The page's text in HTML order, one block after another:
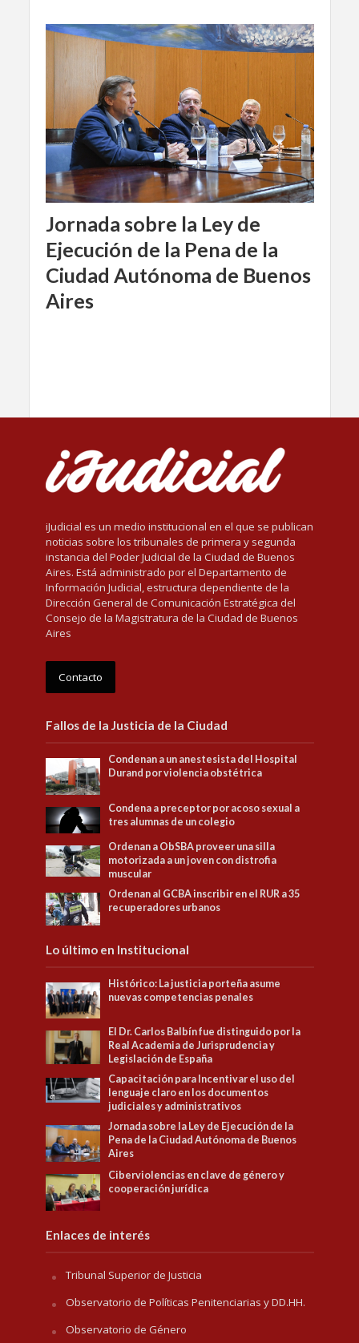
Jornada sobre la Ley de
Ejecución de la Pena de la
Ciudad Autónoma de Buenos
Aires
iJudicial es un medio institucional en el que se publican
noticias sobre los tribunales de primera y segunda
instancia del Poder Judicial de la Ciudad de Buenos
Aires. Está administrado por el Departamento de
Información Judicial, estructura dependiente de la
Dirección General de Comunicación Estratégica del
Consejo de la Magistratura de la Ciudad de Buenos
Aires
Contacto
Fallos de la Justicia de la Ciudad
Condenan a un anestesista del Hospital
Durand por violencia obstétrica
Condena a preceptor por acoso sexual a
tres alumnas de un colegio
Ordenan a ObSBA proveer una silla
motorizada a un joven con distrofia
muscular
Ordenan al GCBA inscribir en el RUR a 35
recuperadores urbanos
Lo último en Institucional
Histórico: La justicia porteña asume
nuevas competencias penales
El Dr. Carlos Balbín fue distinguido por la
Real Academia de Jurisprudencia y
Legislación de España
Capacitación para Incentivar el uso del
lenguaje claro en los documentos
judiciales y administrativos
Jornada sobre la Ley de Ejecución de la
Pena de la Ciudad Autónoma de Buenos
Aires
Ciberviolencias en clave de género y
cooperación jurídica
Enlaces de interés
Tribunal Superior de Justicia
Observatorio de Políticas Penitenciarias y DD.HH.
Observatorio de Género